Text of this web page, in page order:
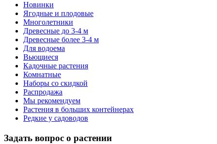
Новинки
Ягодные и плодовые
Многолетники
Древесные до 3-4 м
Древесные более 3-4 м
Для водоема
Вьющиеся
Кадочные растения
Комнатные
Наборы со скидкой
Распродажа
Мы рекомендуем
Растения в больших контейнерах
Редкие у садоводов
Задать вопрос о растении